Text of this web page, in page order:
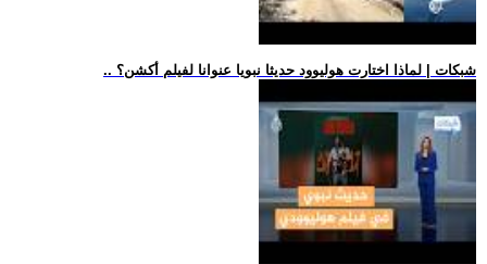
.. شبكات | لماذا اختارت هوليوود حديثا نبويا عنوانا لفيلم أكشن؟